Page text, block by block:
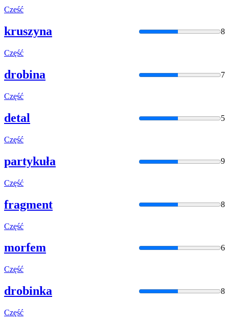
Cześć
kruszyna 8
Część
drobina 7
Część
detal 5
Część
partykuła 9
Część
fragment 8
Część
morfem 6
Część
drobinka 8
Część